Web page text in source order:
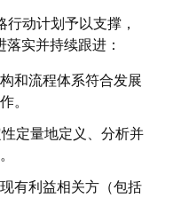
动计划予以支撑，
实并持续跟进：
和流程体系符合发展
。
定量地定义、分析并
有利益相关方（包括